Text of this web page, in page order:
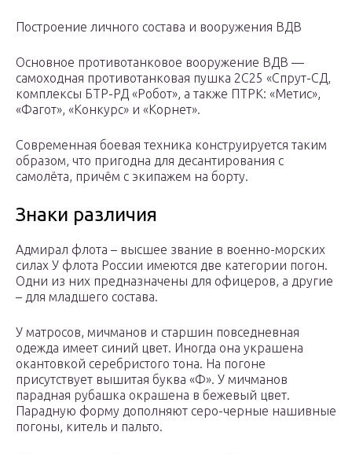
Построение личного состава и вооружения ВДВ
Основное противотанковое вооружение ВДВ —
самоходная противотанковая пушка 2С25 «Спрут-СД,
комплексы БТР-РД «Робот», а также ПТРК: «Метис»,
«Фагот», «Конкурс» и «Корнет».
Современная боевая техника конструируется таким
образом, что пригодна для десантирования с
самолёта, причём с экипажем на борту.
Знаки различия
Адмирал флота – высшее звание в военно-морских
силах У флота России имеются две категории погон.
Одни из них предназначены для офицеров, а другие
– для младшего состава.
У матросов, мичманов и старшин повседневная
одежда имеет синий цвет. Иногда она украшена
окантовкой серебристого тона. На погоне
присутствует вышитая буква «Ф». У мичманов
парадная рубашка окрашена в бежевый цвет.
Парадную форму дополняют серо-черные нашивные
погоны, китель и пальто.